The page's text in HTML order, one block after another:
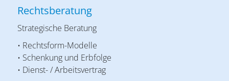
Rechtsberatung
Strategische Beratung
• Rechtsform-Modelle
• Schenkung und Erbfolge
• Dienst- / Arbeitsvertrag